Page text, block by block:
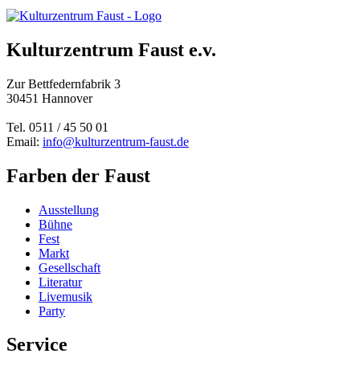
Kulturzentrum Faust e.v.
Zur Bettfedernfabrik 3
30451 Hannover
Tel. 0511 / 45 50 01
Email: info@kulturzentrum-faust.de
Farben der Faust
Ausstellung
Bühne
Fest
Markt
Gesellschaft
Literatur
Livemusik
Party
Service